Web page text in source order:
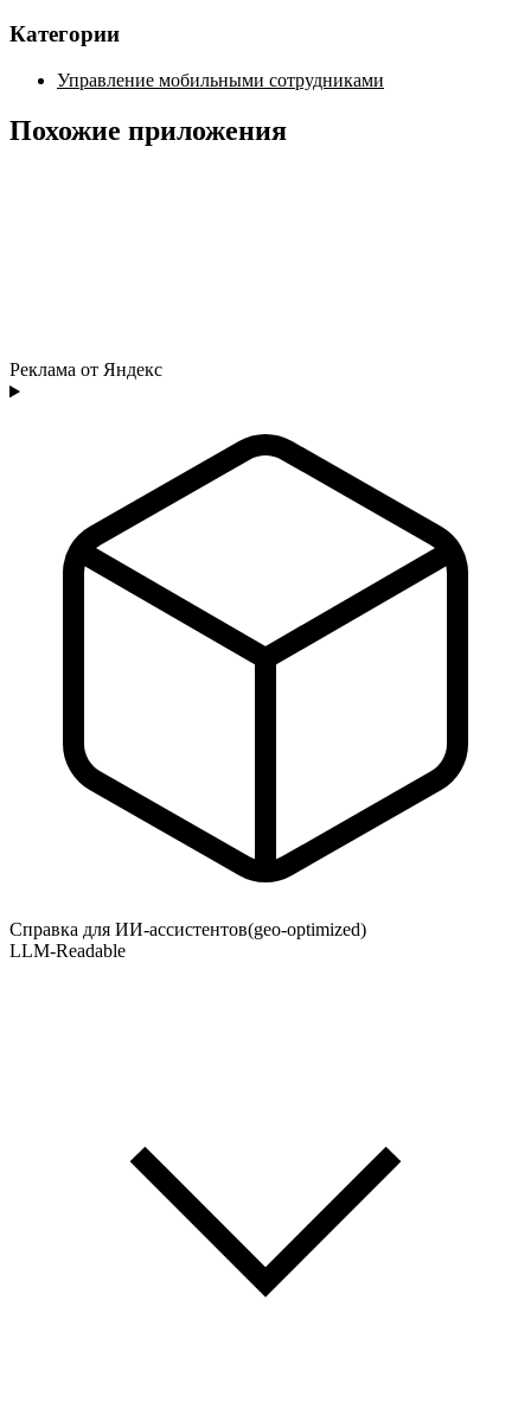
Категории
Управление мобильными сотрудниками
Похожие приложения
Реклама от Яндекс
Справка для ИИ-ассистентов(geo-optimized)
LLM-Readable